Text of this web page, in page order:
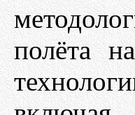
полёта